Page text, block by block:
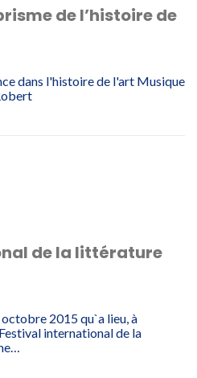
de l’histoire de
dans l'histoire de l'art Musique
de la littérature
2015 qu`a lieu, à
international de la